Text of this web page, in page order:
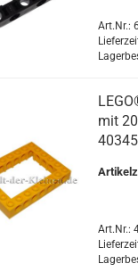
Art.Nr.:
mit
Art.Nr.: